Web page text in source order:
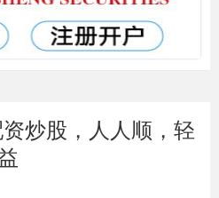
炒股，人人顺，轻